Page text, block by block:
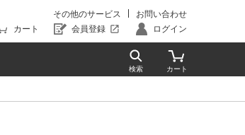
その他のサービス
お問い合わせ
カート
会員登録 ログイン